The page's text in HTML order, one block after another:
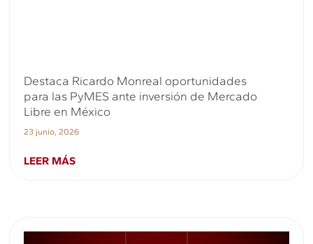
Destaca Ricardo Monreal oportunidades
para las PyMES ante inversión de Mercado
Libre en México
23 junio, 2026
LEER MÁS